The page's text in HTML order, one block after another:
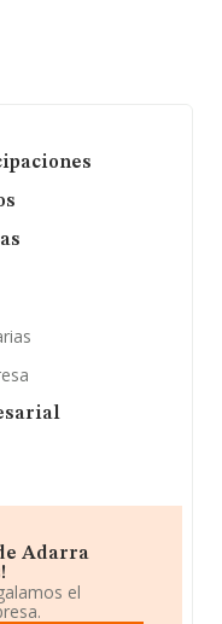
Adarra
el